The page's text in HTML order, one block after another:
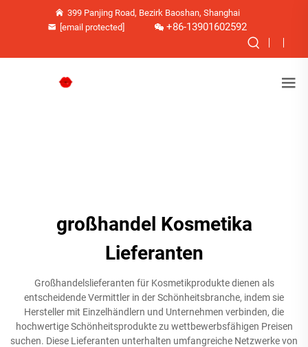
399 Panjing Road, Bezirk Baoshan, Shanghai
[email protected]
+86-13901602592
großhandel Kosmetika
Lieferanten
Großhandelslieferanten für Kosmetikprodukte dienen als
entscheidende Vermittler in der Schönheitsbranche, indem sie
Hersteller mit Einzelhändlern und Unternehmen verbinden, die
hochwertige Schönheitsprodukte zu wettbewerbsfähigen Preisen
suchen. Diese Lieferanten unterhalten umfangreiche Netzwerke von